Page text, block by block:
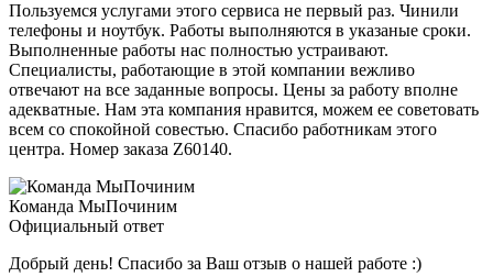
Пользуемся услугами этого сервиса не первый раз. Чинили
телефоны и ноутбук. Работы выполняются в указаные сроки.
Выполненные работы нас полностью устраивают.
Специалисты, работающие в этой компании вежливо
отвечают на все заданные вопросы. Цены за работу вполне
адекватные. Нам эта компания нравится, можем ее советовать
всем со спокойной совестью. Спасибо работникам этого
центра. Номер заказа Z60140.
Команда МыПочиним
Официальный ответ
Добрый день! Спасибо за Ваш отзыв о нашей работе :)